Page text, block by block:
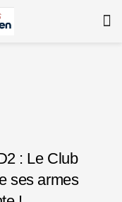
: Le Club
ses armes